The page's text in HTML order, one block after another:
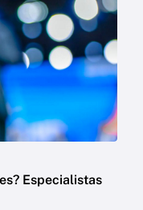
Especialistas